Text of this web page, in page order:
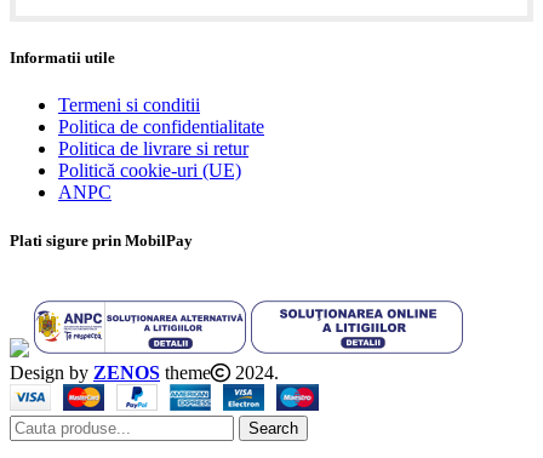
Informatii utile
Termeni si conditii
Politica de confidentialitate
Politica de livrare si retur
Politică cookie-uri (UE)
ANPC
Plati sigure prin MobilPay
Design by ZENOS theme 2024.
Search